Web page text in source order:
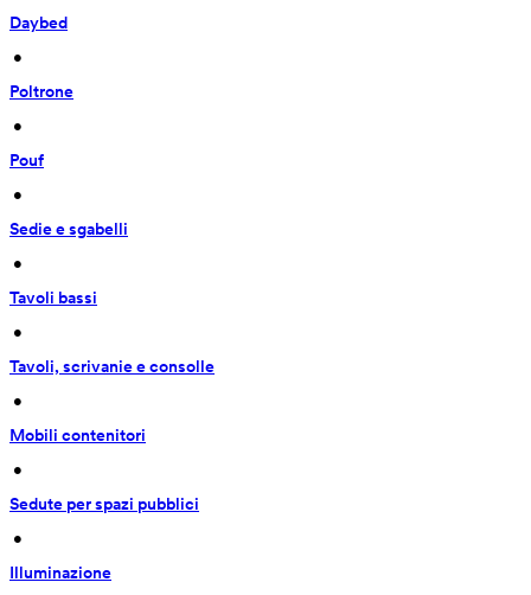
Daybed
•
Poltrone
•
Pouf
•
Sedie e sgabelli
•
Tavoli bassi
•
Tavoli, scrivanie e consolle
•
Mobili contenitori
•
Sedute per spazi pubblici
•
Illuminazione